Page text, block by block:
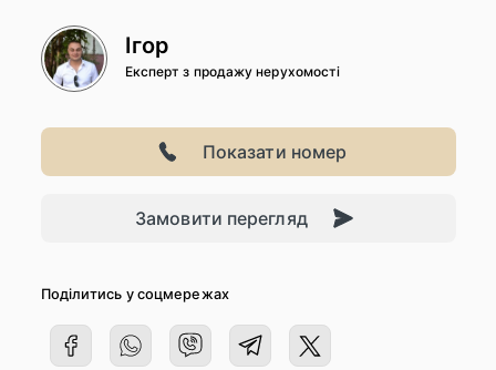
Ігор
Експерт з продажу нерухомості
Показати номер
Замовити перегляд
Поділитись у соцмережах